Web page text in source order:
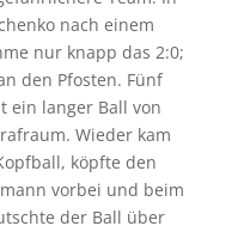
nach einem
nur knapp das 2:0;
den Pfosten. Fünf
ein langer Ball von
Wieder kam
köpfte den
vorbei und beim
der Ball über